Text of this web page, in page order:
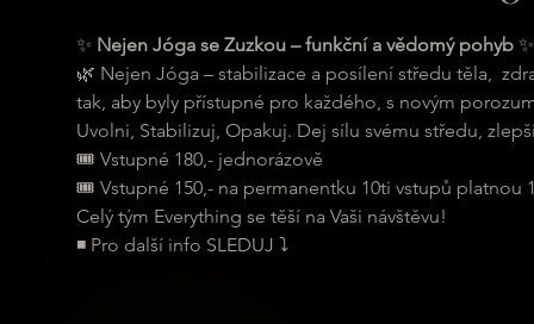
✨ Nejen Jóga se Zuzkou – funkční a vědomý pohyb ✨
🌿 Nejen Jóga – stabilizace a posílení středu těla,
tak, aby byly přístupné pro každého, s novým
Uvolni, Stabilizuj, Opakuj. Dej sílu svému středu,
🎟 Vstupné 180,- jednorázově
🎟 Vstupné 150,- na permanentku 10ti vstupů platnou
Celý tým Everything se těší na Vaši návštěvu!
◾ Pro další info SLEDUJ ⤵